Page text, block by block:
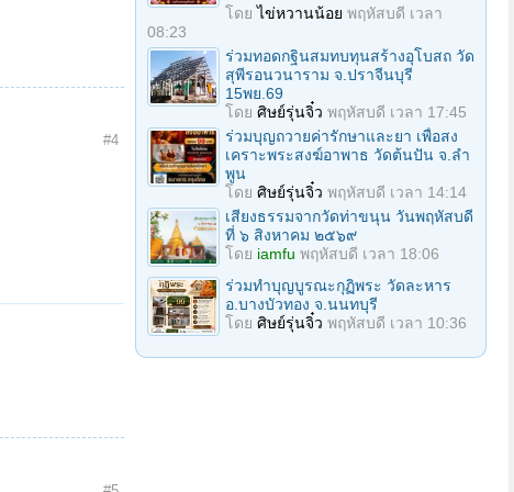
#4
โดยไข่หวานน้อย พฤหัสบดี เวลา
08:23
ร่วมทอดกฐินสมทบทุนสร้างอุโบสถ วัด
สุพีรอนวนาราม จ.ปราจีนบุรี
15พย.69
โดย ศิษย์รุ่นจิ๋ว พฤหัสบดี เวลา 17:45
ร่วมบุญถวายค่ารักษาและยา เพื่อสง
เคราะพระสงฆ์อาพาธ วัดต้นปัน จ.ลํา
พูน
โดย ศิษย์รุ่นจิ๋ว พฤหัสบดี เวลา 14:14
เสียงธรรมจากวัดท่าขนุน วันพฤหัสบดี
ที่ ๖ สิงหาคม ๒๕๖๙
โดย iamfu พฤหัสบดี เวลา 18:06
ร่วมทําบุญบูรณะกุฏิพระ วัดละหาร
อ.บางบัวทอง จ.นนทบุรี
โดย ศิษย์รุ่นจิ๋ว พฤหัสบดี เวลา 10:36